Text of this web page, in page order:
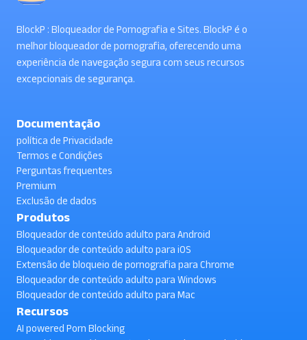
BlockP : Bloqueador de Pornografia e Sites. BlockP é o
melhor bloqueador de pornografia, oferecendo uma
experiência de navegação segura com seus recursos
excepcionais de segurança.
Documentação
política de Privacidade
Termos e Condições
Perguntas frequentes
Premium
Exclusão de dados
Produtos
Bloqueador de conteúdo adulto para Android
Bloqueador de conteúdo adulto para iOS
Extensão de bloqueio de pornografia para Chrome
Bloqueador de conteúdo adulto para Windows
Bloqueador de conteúdo adulto para Mac
Recursos
AI powered Porn Blocking